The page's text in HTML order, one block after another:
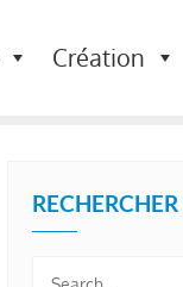
Création